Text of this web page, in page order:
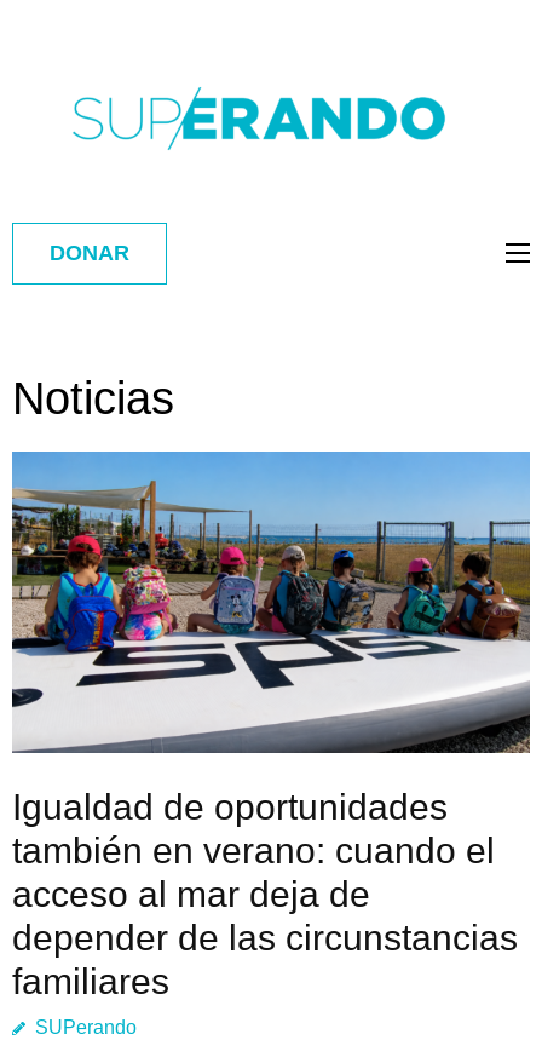
DONAR
Noticias
Igualdad de oportunidades
también en verano: cuando el
acceso al mar deja de
depender de las circunstancias
familiares
SUPerando